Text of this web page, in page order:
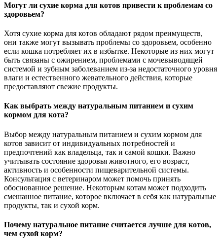
Могут ли сухие корма для котов привести к проблемам со
здоровьем?
Хотя сухие корма для котов обладают рядом преимуществ,
они также могут вызывать проблемы со здоровьем, особенно
если кошка потребляет их в избытке. Некоторые из них могут
быть связаны с ожирением, проблемами с мочевыводящей
системой и зубным заболеванием из-за недостаточного уровня
влаги и естественного жевательного действия, которые
предоставляют свежие продукты.
Как выбрать между натуральным питанием и сухим
кормом для кота?
Выбор между натуральным питанием и сухим кормом для
котов зависит от индивидуальных потребностей и
предпочтений как владельца, так и самой кошки. Важно
учитывать состояние здоровья животного, его возраст,
активность и особенности пищеварительной системы.
Консультация с ветеринаром может помочь принять
обоснованное решение. Некоторым котам может подходить
смешанное питание, которое включает в себя как натуральные
продукты, так и сухой корм.
Почему натуральное питание считается лучше для котов,
чем сухой корм?